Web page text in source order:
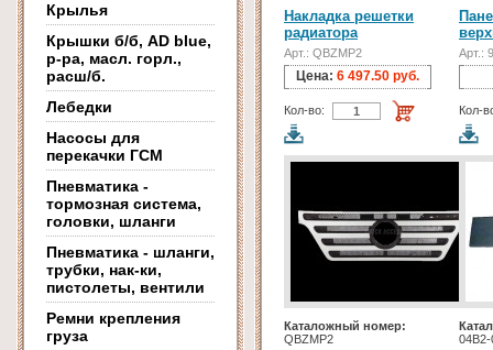
Крылья
Крышки б/б, AD blue,
р-ра, масл. горл.,
расш/б.
Лебедки
Насосы для
перекачки ГСМ
Пневматика -
тормозная система,
головки, шланги
Пневматика - шланги,
трубки, нак-ки,
пистолеты, вентили
Ремни крепления
груза
Накладка решетки
радиатора
Арт.: QBZMP2
Цена: 6 497.50 руб.
Кол-во:
Каталожный номер:
QBZMP2
Арт.:
Кол-
04B2-